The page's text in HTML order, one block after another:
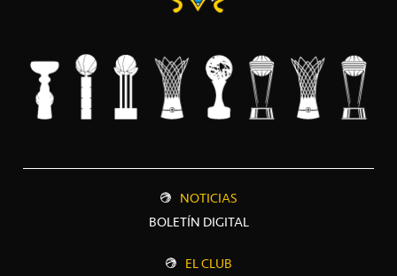
NOTICIAS
BOLETÍN DIGITAL
EL CLUB